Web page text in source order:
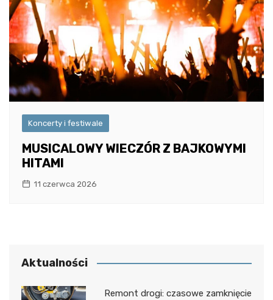
Koncerty i festiwale
MUSICALOWY WIECZÓR Z BAJKOWYMI
HITAMI
11 czerwca 2026
Aktualności
Remont drogi: czasowe zamknięcie